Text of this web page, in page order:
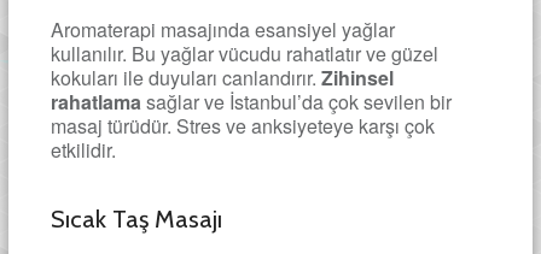
Aromaterapi masajında esansiyel yağlar
kullanılır. Bu yağlar vücudu rahatlatır ve güzel
kokuları ile duyuları canlandırır. Zihinsel
rahatlamasağlar ve İstanbul’da çok sevilen bir
masaj türüdür. Stres ve anksiyeteye karşı çok
etkilidir.
Sıcak Taş Masajı